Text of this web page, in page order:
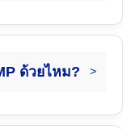
ด้วยไหม?